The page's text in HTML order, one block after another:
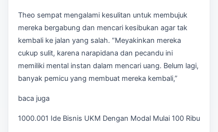
Theo sempat mengalami kesulitan untuk membujuk
mereka bergabung dan mencari kesibukan agar tak
kembali ke jalan yang salah. “Meyakinkan mereka
cukup sulit, karena narapidana dan pecandu ini
memiliki mental instan dalam mencari uang. Belum lagi,
banyak pemicu yang membuat mereka kembali,”
baca juga
1000.001 Ide Bisnis UKM Dengan Modal Mulai 100 Ribu